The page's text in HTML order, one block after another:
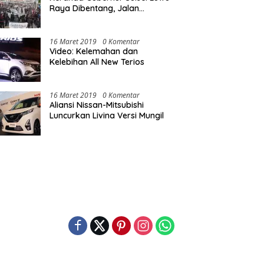
Raya Dibentang, Jalan
16 Maret 2019 0 Komentar
Video: Kelemahan dan
Kelebihan All New Terios
16 Maret 2019 0 Komentar
Aliansi Nissan-Mitsubishi
Luncurkan Livina Versi Mungil